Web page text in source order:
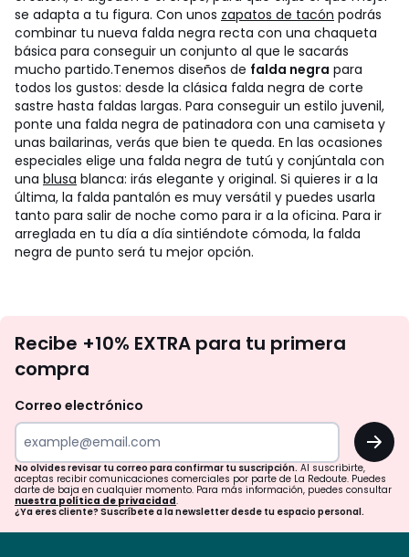
se adapta a tu figura. Con unos zapatos de tacón podrás
combinar tu nueva falda negra recta con una chaqueta
básica para conseguir un conjunto al que le sacarás
mucho partido.Tenemos diseños de falda negra para
todos los gustos: desde la clásica falda negra de corte
sastre hasta faldas largas. Para conseguir un estilo juvenil,
ponte una falda negra de patinadora con una camiseta y
unas bailarinas, verás que bien te queda. En las ocasiones
especiales elige una falda negra de tutú y conjúntala con
una blusa blanca: irás elegante y original. Si quieres ir a la
última, la falda pantalón es muy versátil y puedes usarla
tanto para salir de noche como para ir a la oficina. Para ir
arreglada en tu día a día sintiéndote cómoda, la falda
negra de punto será tu mejor opción.
te
tu
para
confirmar
tu
suscripción.
Recibe +10% EXTRA para tu primera
compra
Correo electrónico
OK
No olvides revisar tu correo para confirmar tu suscripción. Al suscribirte,
aceptas recibir comunicaciones comerciales por parte de La Redoute. Puedes
darte de baja en cualquier momento. Para más información, puedes consultar
nuestra política de privacidad.
¿Ya eres cliente? Suscríbete a la newsletter desde tu espacio personal.